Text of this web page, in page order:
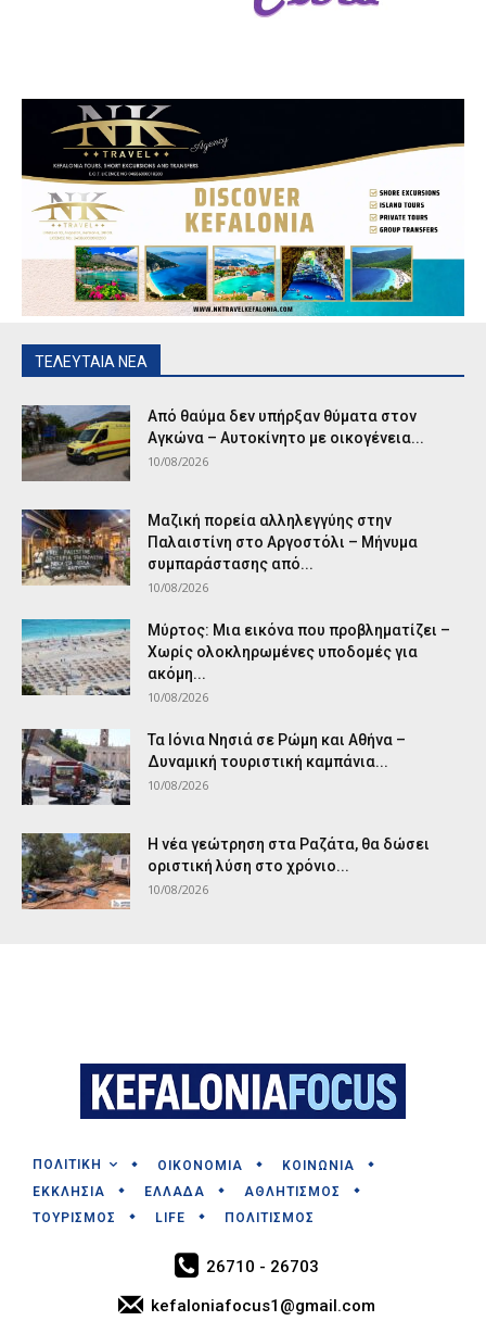
ΤΕΛΕΥΤΑΙΑ ΝΕΑ
Από θαύμα δεν υπήρξαν θύματα στον
Αγκώνα – Αυτοκίνητο με οικογένεια...
10/08/2026
Μαζική πορεία αλληλεγγύης στην
Παλαιστίνη στο Αργοστόλι – Μήνυμα
συμπαράστασης από...
10/08/2026
Μύρτος: Μια εικόνα που προβληματίζει –
Χωρίς ολοκληρωμένες υποδομές για
ακόμη...
10/08/2026
Τα Ιόνια Νησιά σε Ρώμη και Αθήνα –
Δυναμική τουριστική καμπάνια...
10/08/2026
Η νέα γεώτρηση στα Ραζάτα, θα δώσει
οριστική λύση στο χρόνιο...
10/08/2026
ΠΟΛΙΤΙΚΗ ΟΙΚΟΝΟΜΙΑ
ΚΟΙΝΩΝΙΑ
ΕΚΚΛΗΣΙΑ
ΕΛΛΑΔΑ
ΑΘΛΗΤΙΣΜΟΣ
ΤΟΥΡΙΣΜΟΣ
LIFE ΠΟΛΙΤΙΣΜΟΣ
26710 - 26703
kefaloniafocus1@gmail.com